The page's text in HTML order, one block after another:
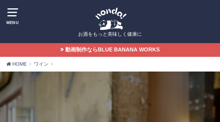
MENU
お酒をもっと美味しく健康に
動画制作ならBLUE BANANA WORKS
HOME ワイン